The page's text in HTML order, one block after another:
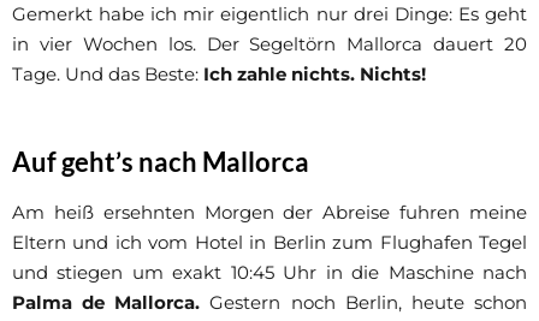
Gemerkt habe ich mir eigentlich nur drei Dinge: Es geht
in vier Wochen los. Der Segeltörn Mallorca dauert 20
Tage. Und das Beste: Ich zahle nichts. Nichts!
Auf geht’s nach Mallorca
Am heiß ersehnten Morgen der Abreise fuhren meine
Eltern und ich vom Hotel in Berlin zum Flughafen Tegel
und stiegen um exakt 10:45 Uhr in die Maschine nach
Palma de Mallorca. Gestern noch Berlin, heute schon